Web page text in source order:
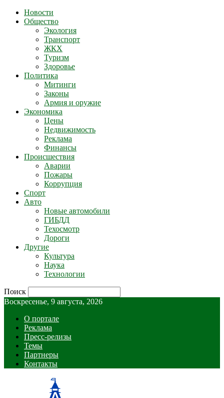
Новости
Общество
Экология
Транспорт
ЖКХ
Туризм
Здоровье
Политика
Митинги
Законы
Армия и оружие
Экономика
Цены
Недвижимость
Реклама
Финансы
Происшествия
Аварии
Пожары
Коррупция
Спорт
Авто
Новые автомобили
ГИБДД
Техосмотр
Дороги
Другие
Культура
Наука
Технологии
Поиск
Воскресенье, 9 августа, 2026
О портале
Реклама
Пресс-релизы
Темы
Партнеры
Контакты